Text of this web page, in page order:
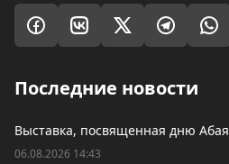
Последние новости
Выставка, посвященная дню Абая
06.08.2026 14:43